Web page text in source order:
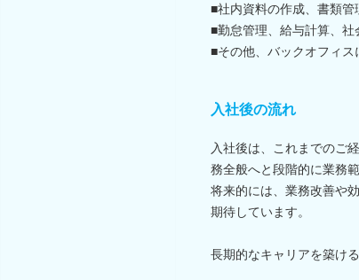
■社内資料の作成、書類管
■勤怠管理、給与計算、
■その他、バックオフィ
入社後の流れ
入社後は、これまでのご
務全般へと段階的に業務
将来的には、業務改善や
期待しています。
長期的なキャリアを築け